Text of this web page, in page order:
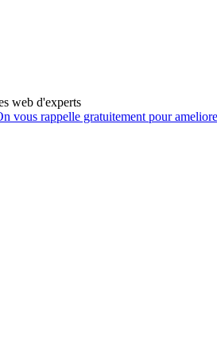
web d'experts